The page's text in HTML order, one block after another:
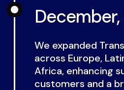
We expanded
across Europe,
Africa, enhancing
customers and a